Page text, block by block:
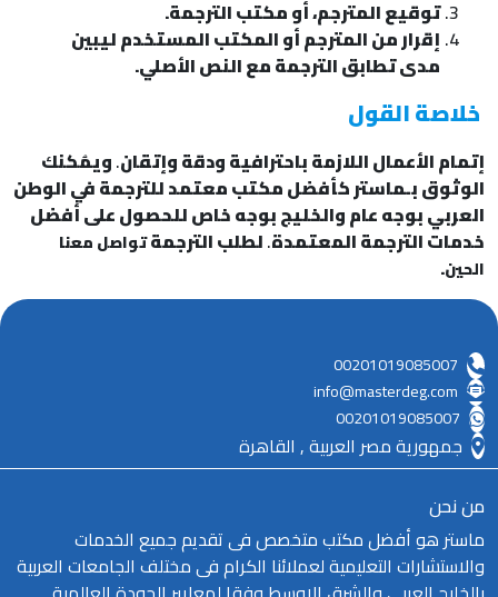
توقيع المترجم، أو مكتب الترجمة.
إقرار من المترجم أو المكتب المستخدم ليبين
مدى تطابق الترجمة مع النص الأصلي.
خلاصة القول
إتمام الأعمال اللازمة باحترافية ودقة وإتقان.ويمُكنك
الوثوق بـماستر كأفضل مكتب معتمد للترجمة في الوطن
العربي بوجه عام والخليج بوجه خاص للحصول على أفضل
خدمات الترجمة المعتمدة.لطلب الترجمةتواصل معنا
الحين.
00201019085007
info@masterdeg.com
00201019085007
جمهورية مصر العربية , القاهرة
من نحن
ماستر هو أفضل مكتب متخصص فى تقديم جميع الخدمات
والاستشارات التعليمية لعملائنا الكرام فى مختلف الجامعات العربية